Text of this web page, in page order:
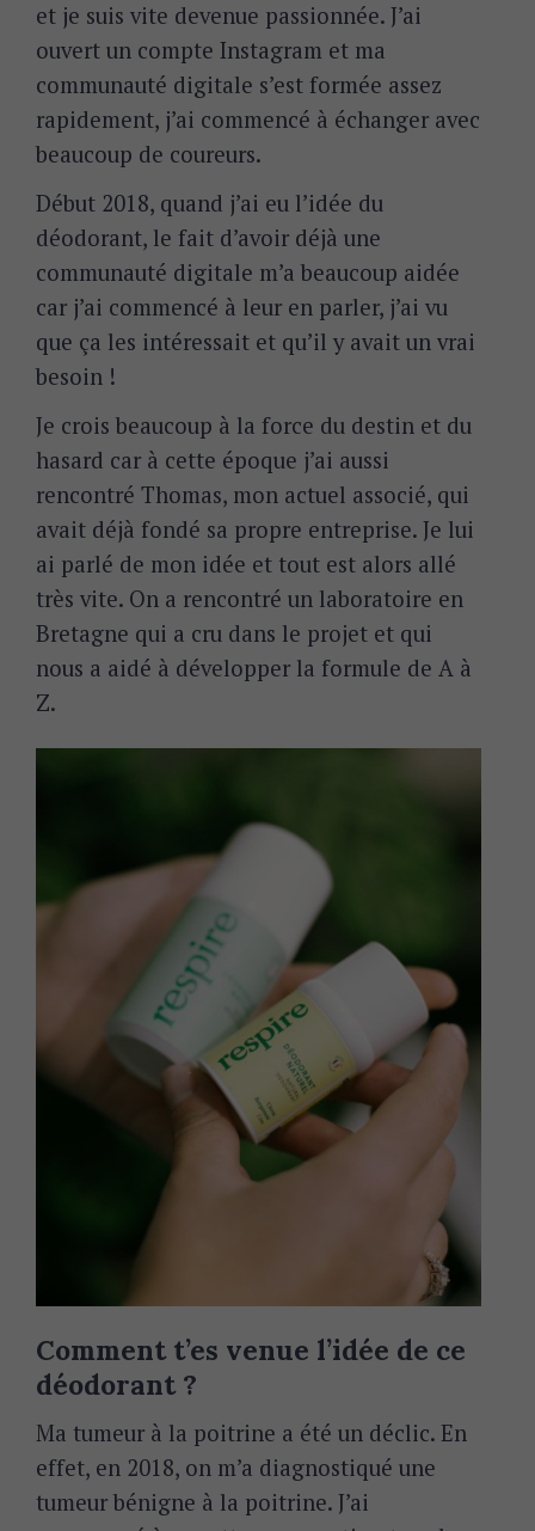
et je suis vite devenue passionnée. J’ai
ouvert un compte Instagram et ma
communauté digitale s’est formée assez
rapidement, j’ai commencé à échanger avec
beaucoup de coureurs.
Début 2018, quand j’ai eu l’idée du
déodorant, le fait d’avoir déjà une
communauté digitale m’a beaucoup aidée
car j’ai commencé à leur en parler, j’ai vu
que ça les intéressait et qu’il y avait un vrai
besoin !
Je crois beaucoup à la force du destin et du
hasard car à cette époque j’ai aussi
rencontré Thomas, mon actuel associé, qui
avait déjà fondé sa propre entreprise. Je lui
ai parlé de mon idée et tout est alors allé
très vite. On a rencontré un laboratoire en
Bretagne qui a cru dans le projet et qui
nous a aidé à développer la formule de A à
Z.
Comment t’es venue l’idée de ce
déodorant ?
Ma tumeur à la poitrine a été un déclic. En
effet, en 2018, on m’a diagnostiqué une
tumeur bénigne à la poitrine. J’ai